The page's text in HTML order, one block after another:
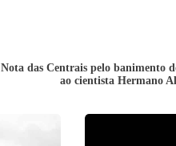
Nota das Centrais pelo banimento
ao cientista Hermano